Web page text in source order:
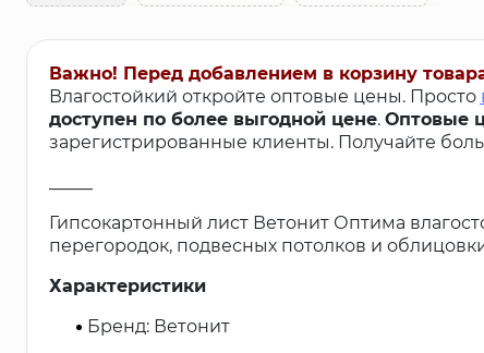
Важно! Перед добавлением в корзину
Влагостойкий откройте оптовые цены. Просто
доступен по более выгодной цене. Оптовые
зарегистрированные клиенты. Получайте
Гипсокартонный лист Ветонит Оптима
перегородок, подвесных потолков и
Характеристики
Бренд: Ветонит